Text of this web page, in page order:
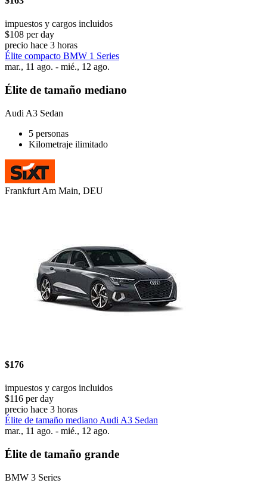
impuestos y cargos incluidos
$108 per day
precio hace 3 horas
Élite compacto BMW 1 Series
mar., 11 ago. - mié., 12 ago.
Élite de tamaño mediano
Audi A3 Sedan
5 personas
Kilometraje ilimitado
Frankfurt Am Main, DEU
$176
impuestos y cargos incluidos
$116 per day
precio hace 3 horas
Élite de tamaño mediano Audi A3 Sedan
mar., 11 ago. - mié., 12 ago.
Élite de tamaño grande
BMW 3 Series